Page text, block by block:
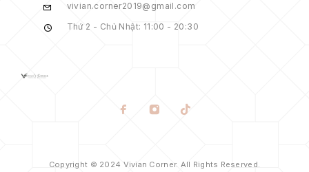
vivian.corner2019@gmail.com
Thứ 2 - Chủ Nhật: 11:00 - 20:30
Copyright © 2024 Vivian Corner. All Rights Reserved.